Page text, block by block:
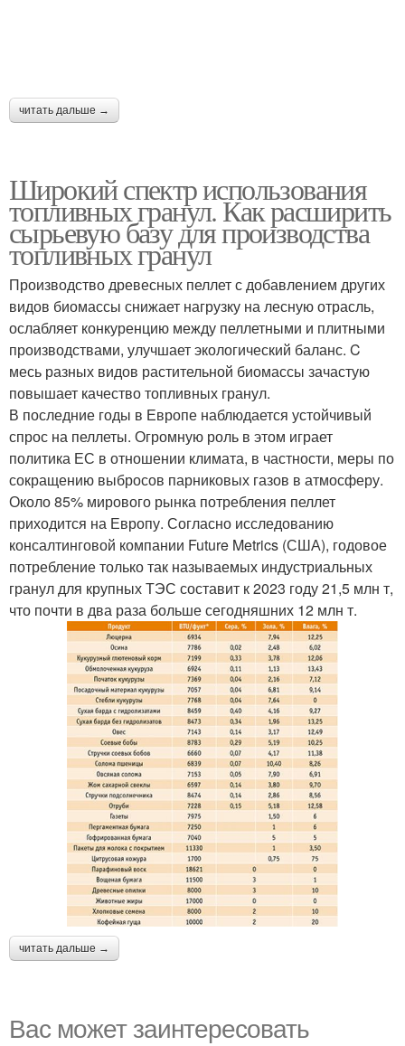
читать дальше →
Широкий спектр использования
топливных гранул. Как расширить
сырьевую базу для производства
топливных гранул
Производство древесных пеллет с добавлением других
видов биомассы снижает нагрузку на лесную отрасль,
ослабляет конкуренцию между пеллетными и плитными
производствами, улучшает экологический баланс. C
месь разных видов растительной биомассы зачастую
повышает качество топливных гранул.
В последние годы в Европе наблюдается устойчивый
спрос на пеллеты. Огромную роль в этом играет
политика ЕС в отношении климата, в частности, меры по
сокращению выбросов парниковых газов в атмосферу.
Около 85% мирового рынка потребления пеллет
приходится на Европу. Согласно исследованию
консалтинговой компании Future Metrics (США), годовое
потребление только так называемых индустриальных
гранул для крупных ТЭС составит к 2023 году 21,5 млн т,
что почти в два раза больше сегодняшних 12 млн т.
читать дальше →
Вас может заинтересовать